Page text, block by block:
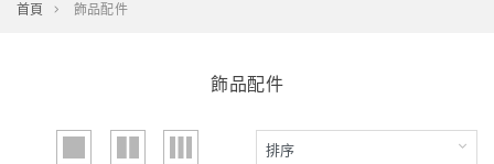
首頁 飾品配件
飾品配件